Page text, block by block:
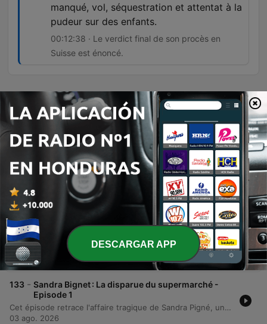
manqué, vol, séquestration et attentat à la
pudeur sur des enfants.
00:12:38 · Le verdict final de son procès en
Suisse est énoncé.
Episodios
Michel Peiry, pervers et psychopathe - Episode 2
Cet épisode explore le profil terrifiant de Michel Péry, un tueur en série dont les aveux ont bouleversé la justice suisse à la fin des années 1980. L'enquête retrace le parcours d'un homme capable de revendiquer une dizaine de crimes, oscillant entre meurtres rituels, viols et allégations de cannibalisme, tout en laissant planer le doute sur la véracité de certains de ses actes les plus extrêmes. À travers l'analyse psychiatrique de sa personnalité psychopathe, le récit examine les racines de sa violence, notamment ses traumatismes d'enfance. Le document détaille également le déroulement de son procès en 1989 et sa condamnation à la réclusion criminelle à perpétuité, soulignant l'impossibilité de toute réhabilitation pour ce profil de prédateur.
135 - Michel Peiry, pervers et psychopathe - Episode 1
Cet épisode retrace l'enquête glaçante autour de Michel Péry, surnommé le sadique de Romand, un tueur en série suisse dont la dangerosité a marqué l'histoire criminelle du pays. À travers les témoignages de survivants et les révélations de ses proches, le récit détaille comment une description précise faite par une victime a permis de remonter jusqu'à cet homme apparemment ordinaire, capable d'actes de barbarie extrêmes. L'enquête explore la découverte de preuves accablantes dans ses véhicules, notamment l'absence de poignée sur une portière et la présence d'un marteau. Au fil des aveux spontanés du criminel, les policiers découvrent une série de crimes atroces, incluant des viols et des meurtres de jeunes adolescents, transformant une simple arrestation pour agression en la découverte d'un prédateur méthodique.
05 ago. 2026
134 - Sandra Bignet : La disparue du supermarché -
Episode 2
Cet épisode retrace l'enquête criminelle autour du meurtre de Sandra Bigné, une jeune femme retrouvée morte après avoir disparu. L'analyse détaille les étapes clés de l'investigation, depuis l'autopsie révélant une mort par strangulation jusqu'à la découverte de mensonges orchestrés par un employé d'un magasin Franprix à Quincy. Le récit explore les confrontations entre les preuves ADN, les incohérences des témoignages et les versions contradictoires impliquant un prétendu meurtrier roumain face à la réalité d'une implication familiale.
03 ago. 2026
133 - Sandra Bignet : La disparue du supermarché -
Episode 1
Cet épisode retrace l'affaire tragique de Sandra Pigné, une étudiante de 23 ans disparue en mai 2019 dans l'Essonne. Alors qu'elle effectuait sa tournée de prospection pour une entreprise de glaces, la jeune femme n'est jamais rentrée chez elle, déclenchant une enquête menée avec acharnement par sa mère et sa sœur face à l'inertie initiale des autorités. L'enquête personnelle de sa famille les mène de magasin en magasin, jusqu'à la découverte macabre du corps de la victime dans le coffre d'une Peugeot 206 abandonnée dans une zone industrielle. Le récit explore les indices troublants laissés sur la scène de crime, notamment la présence d'un élément biologique suspect et l'implication possible d'un individu étranger.
03 ago. 2026
DESCARGAR APP